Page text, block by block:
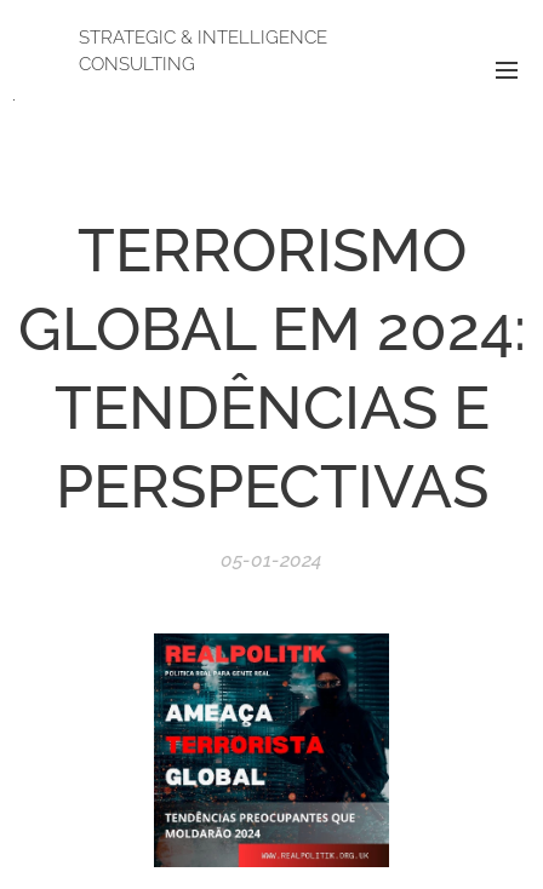
STRATEGIC & INTELLIGENCE
CONSULTING
.
TERRORISMO
GLOBAL EM 2024:
TENDÊNCIAS E
PERSPECTIVAS
05-01-2024